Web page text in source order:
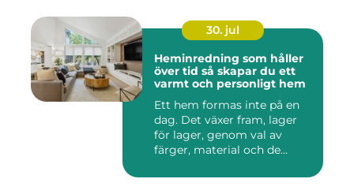
30. jul
Heminredning som håller
över tid så skapar du ett
varmt och personligt hem
Ett hem formas inte på en
dag. Det växer fram, lager
för lager, genom val av
färger, material och de...